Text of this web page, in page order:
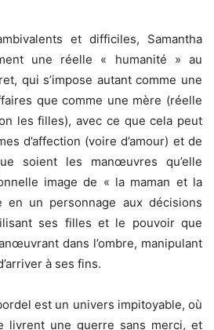
et difficiles, Samantha
une réelle « humanité » au
qui s’impose autant comme une
que comme une mère (réelle
les filles), avec ce que cela peut
d’affection (voire d’amour) et de
soient les manœuvres qu’elle
image de « la maman et la
en un personnage aux décisions
ses filles et le pouvoir que
dans l’ombre, manipulant
à ses fins.
est un univers impitoyable, où
livrent une guerre sans merci, et